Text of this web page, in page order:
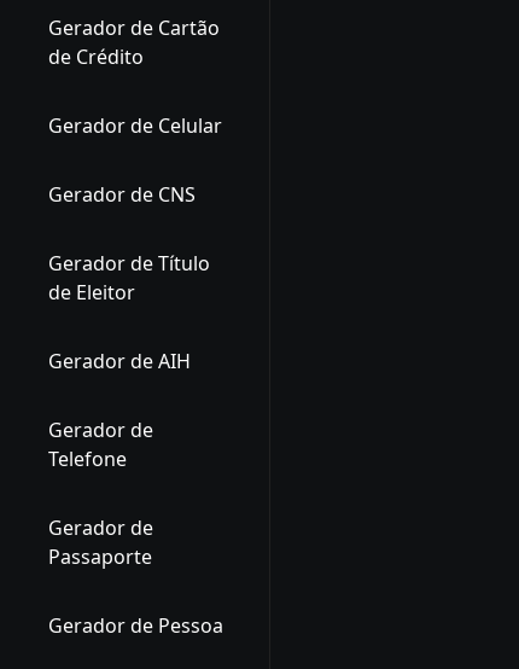
Gerador de Cartão
de Crédito
Gerador de Celular
Gerador de CNS
Gerador de Título
de Eleitor
Gerador de AIH
Gerador de
Telefone
Gerador de
Passaporte
Gerador de Pessoa